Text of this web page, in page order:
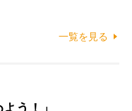
一覧を見る
う！」